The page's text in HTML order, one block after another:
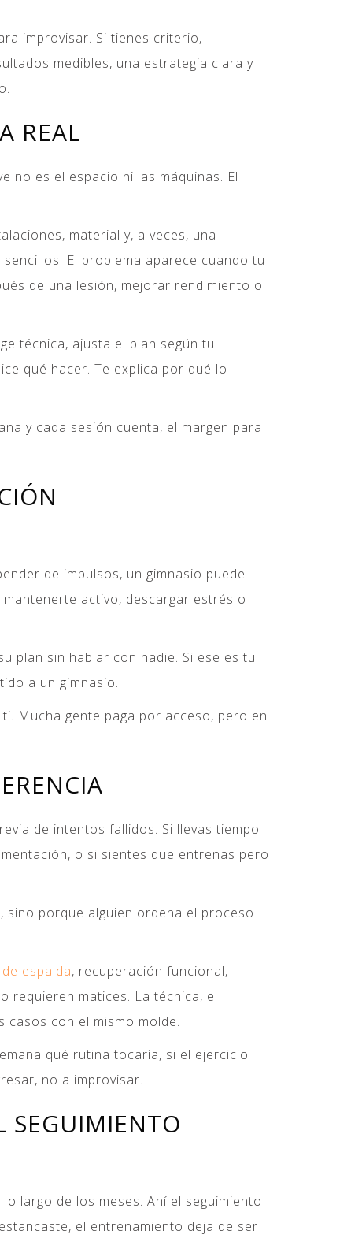
improvisar. Si tienes criterio,
medibles, una estrategia clara y
REAL
no es el espacio ni las máquinas. El
material y, a veces, una
El problema aparece cuando tu
de una lesión, mejorar rendimiento o
técnica, ajusta el plan según tu
qué hacer. Te explica por qué lo
y cada sesión cuenta, el margen para
de impulsos, un gimnasio puede
activo, descargar estrés o
plan sin hablar con nadie. Si ese es tu
a un gimnasio.
Mucha gente paga por acceso, pero en
de intentos fallidos. Si llevas tiempo
o si sientes que entrenas pero
sino porque alguien ordena el proceso
espalda, recuperación funcional,
requieren matices. La técnica, el
con el mismo molde.
qué rutina tocaría, si el ejercicio
no a improvisar.
SEGUIMIENTO
largo de los meses. Ahí el seguimiento
el entrenamiento deja de ser